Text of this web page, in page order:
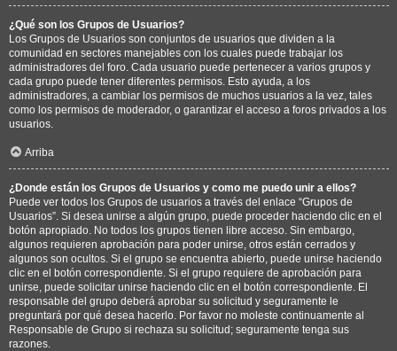
¿Qué son los Grupos de Usuarios?
Los Grupos de Usuarios son conjuntos de usuarios que dividen a la
comunidad en sectores manejables con los cuales puede trabajar los
administradores del foro. Cada usuario puede pertenecer a varios grupos y
cada grupo puede tener diferentes permisos. Esto ayuda, a los
administradores, a cambiar los permisos de muchos usuarios a la vez, tales
como los permisos de moderador, o garantizar el acceso a foros privados a los
usuarios.
Arriba
¿Donde están los Grupos de Usuarios y como me puedo unir a ellos?
Puede ver todos los Grupos de usuarios a través del enlace “Grupos de
Usuarios”. Si desea unirse a algún grupo, puede proceder haciendo clic en el
botón apropiado. No todos los grupos tienen libre acceso. Sin embargo,
algunos requieren aprobación para poder unirse, otros están cerrados y
algunos son ocultos. Si el grupo se encuentra abierto, puede unirse haciendo
clic en el botón correspondiente. Si el grupo requiere de aprobación para
unirse, puede solicitar unirse haciendo clic en el botón correspondiente. El
responsable del grupo deberá aprobar su solicitud y seguramente le
preguntará por qué desea hacerlo. Por favor no moleste continuamente al
Responsable de Grupo si rechaza su solicitud; seguramente tenga sus
razones.